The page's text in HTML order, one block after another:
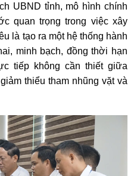
UBND tỉnh, mô hình chính
quan trọng trong việc xây
là tạo ra một hệ thống hành
minh bạch, đồng thời hạn
tiếp không cần thiết giữa
thiểu tham nhũng vặt và